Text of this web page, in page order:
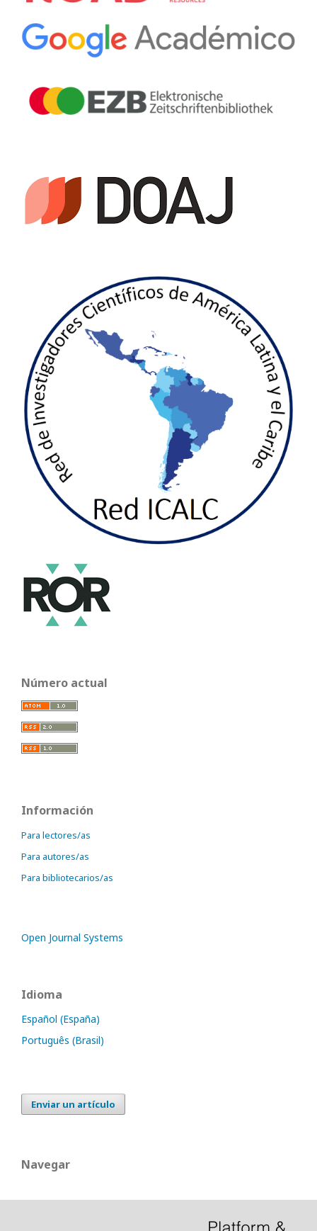
Número actual
Información
Para lectores/as
Para autores/as
Para bibliotecarios/as
Open Journal Systems
Idioma
Español (España)
Português (Brasil)
Enviar un artículo
Navegar